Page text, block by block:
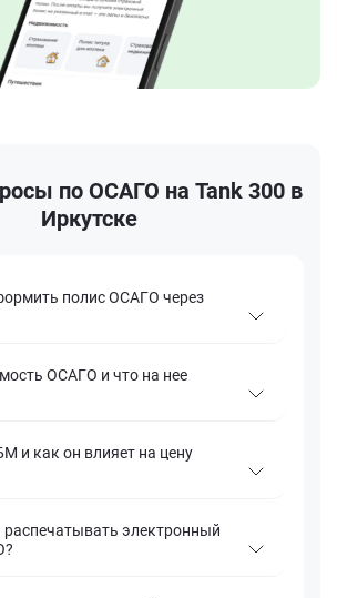
по ОСАГО на Tank 300 в
Иркутске
полис ОСАГО через
ОСАГО и что на нее
и как он влияет на цену
распечатывать электронный